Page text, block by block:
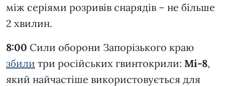
між серіями розривів снарядів – не більше
2 хвилин.
8:00 Сили оборони Запорізького краю
збили три російських гвинтокрили: Мі-8,
який найчастіше використовується для